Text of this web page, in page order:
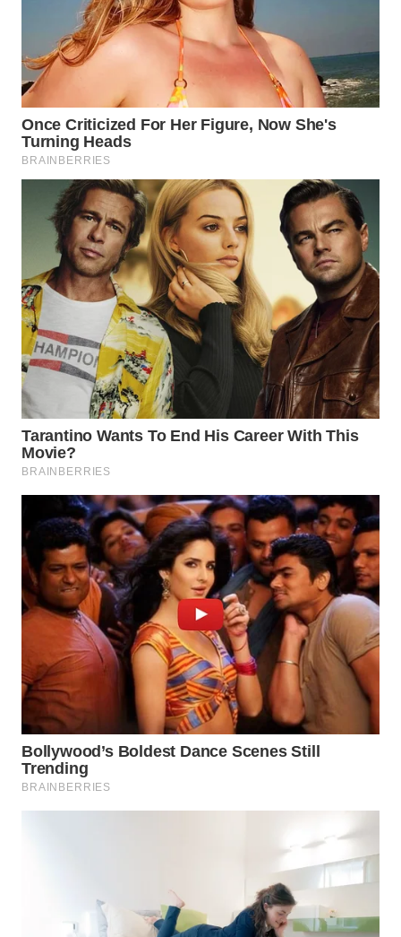
WN
KARAWANG
WN
BEKASI
WN
BOGOR
WN
DEPOK
TAPANULI
UTARA
SAMOSIR
WN
LAWAS
WN
SUMEDANG
WN
CIANJUR
WN
KEPULAUAN
SERIBU
WN
TANGERANG
CIREBON